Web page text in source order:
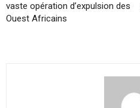
vaste opération d’expulsion des
Ouest Africains